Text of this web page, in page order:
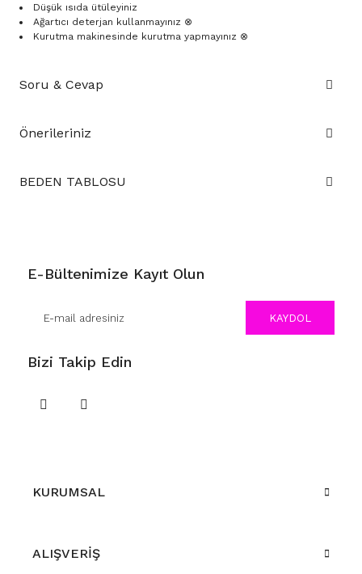
Düşük ısıda ütüleyiniz
Ağartıcı deterjan kullanmayınız ⊗
Kurutma makinesinde kurutma yapmayınız ⊗
Soru & Cevap
Önerileriniz
BEDEN TABLOSU
E-Bültenimize Kayıt Olun
KAYDOL
Bizi Takip Edin
KURUMSAL
ALIŞVERİŞ